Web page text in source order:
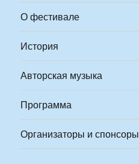
О фестивале
История
Авторская музыка
Программа
Организаторы и спонсоры